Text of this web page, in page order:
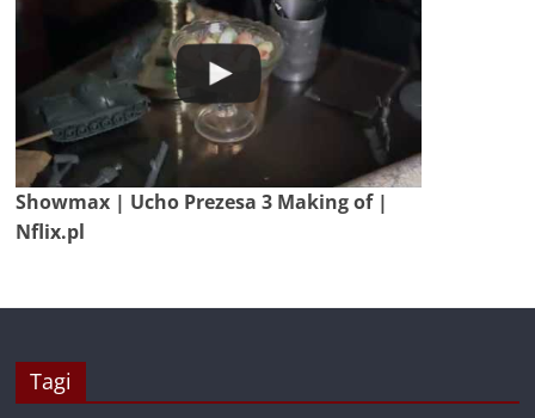
Showmax | Ucho Prezesa 3 Making of |
Nflix.pl
Tagi